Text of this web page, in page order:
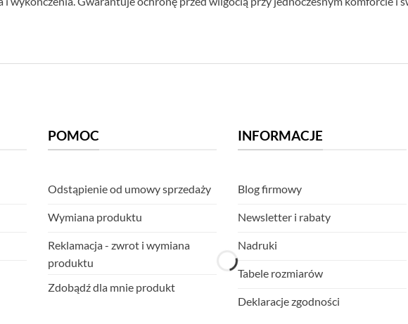
POMOC
Odstąpienie od umowy sprzedaży
Wymiana produktu
Reklamacja - zwrot i wymiana
produktu
Zdobądź dla mnie produkt
INFORMACJE
Blog firmowy
Newsletter i rabaty
Nadruki
Tabele rozmiarów
Deklaracje zgodności